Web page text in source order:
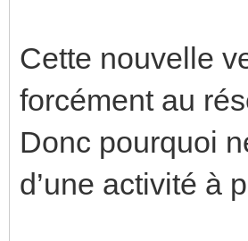
Cette nouvelle
forcément au
Donc pourquoi
d’une activité à